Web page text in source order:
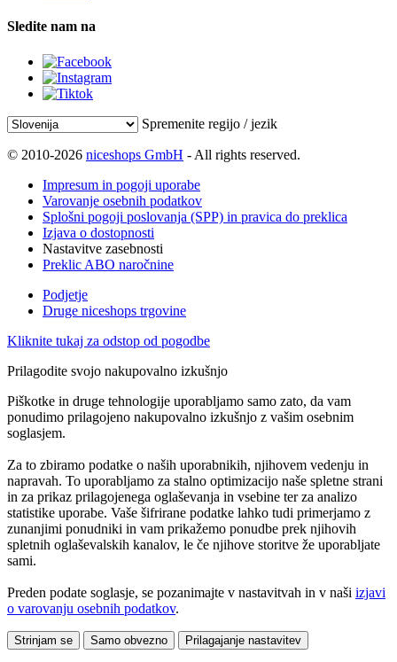
Sledite nam na
Spremenite regijo / jezik
© 2010-2026 niceshops GmbH - All rights reserved.
Impresum in pogoji uporabe
Varovanje osebnih podatkov
Splošni pogoji poslovanja (SPP) in pravica do preklica
Izjava o dostopnosti
Nastavitve zasebnosti
Preklic ABO naročnine
Podjetje
Druge niceshops trgovine
Kliknite tukaj za odstop od pogodbe
Prilagodite svojo nakupovalno izkušnjo
Piškotke in druge tehnologije uporabljamo samo zato, da vam
ponudimo prilagojeno nakupovalno izkušnjo z vašim osebnim
soglasjem.
Za to zbiramo podatke o naših uporabnikih, njihovem vedenju in
napravah. To uporabljamo za stalno optimizacijo naše spletne strani
in za prikaz prilagojenega oglaševanja in vsebine ter za analizo
statistike uporabe. Vaše šifrirane podatke lahko tudi primerjamo z
zunanjimi ponudniki in vam prikažemo ponudbe prek njihovih
spletnih oglaševalskih kanalov, le če njihove storitve že uporabljate
sami.
Preden podate soglasje, se pozanimajte v nastavitvah in v naši izjavi
o varovanju osebnih podatkov.
Strinjam se Samo obvezno Prilagajanje nastavitev